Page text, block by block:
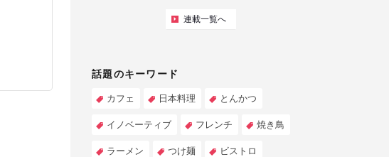
連載一覧へ
話題のキーワード
カフェ 日本料理 とんかつ
イノベーティブ フレンチ 焼き鳥
ラーメン つけ麺 ビストロ